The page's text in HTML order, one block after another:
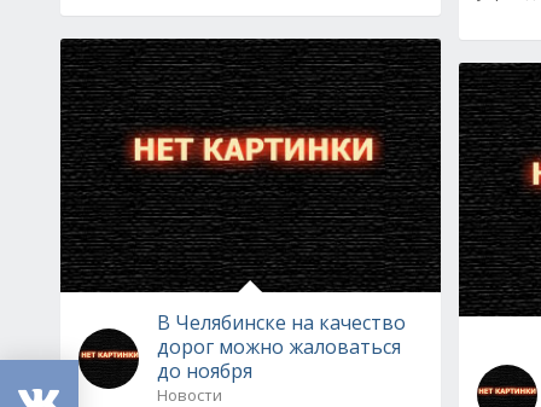
В Челябинске на качество
дорог можно жаловаться
до ноября
Новости